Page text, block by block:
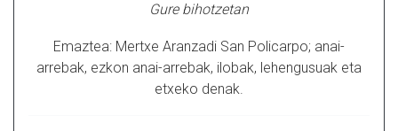
Gure bihotzetan
Emaztea: Mertxe Aranzadi San Policarpo; anai-
arrebak, ezkon anai-arrebak, ilobak, lehengusuak eta
etxeko denak.